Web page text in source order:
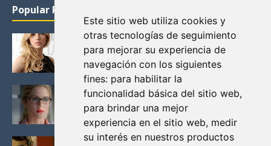
Este sitio web utiliza cookies y
otras tecnologías de seguimiento
para mejorar su experiencia de
navegación con los siguientes
fines: para habilitar la
funcionalidad básica del sitio web,
para brindar una mejor
experiencia en el sitio web, medir
su interés en nuestros productos
Popular Posts
KATHERYN WINNICK: LA ACTRIZ MAS GUAPA DE
VIKINGOS
Junio 14, 2013
FELICITY (EMILY BETT RICKARDS), LAS FOTOS
MAS BONITAS DE LA ALIADA DE ARROW
Noviembre 30, 2013
BLACK MIRROR: TODA TU HISTORIA. EPISODIO 3.